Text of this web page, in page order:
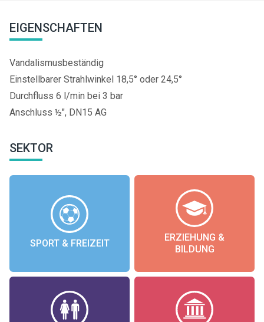
EIGENSCHAFTEN
Vandalismusbeständig
Einstellbarer Strahlwinkel 18,5° oder 24,5°
Durchfluss 6 l/min bei 3 bar
Anschluss ½", DN15 AG
SEKTOR
SPORT & FREIZEIT
ERZIEHUNG &
BILDUNG